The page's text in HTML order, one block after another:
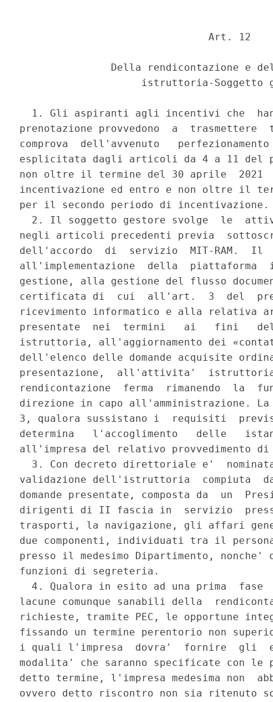
                               Art. 12
Della rendicontazione e
istruttoria-Soggetto
1. Gli aspiranti agli incentivi che
prenotazione provvedono  a  trasmettere
comprova  dell'avvenuto
esplicitata dagli articoli da 4 a 11 del
non oltre il termine del 30 aprile
incentivazione ed entro e non oltre il
per il secondo periodo di
2. Il soggetto gestore svolge  le
negli articoli precedenti previa
dell'accordo  di  servizio  MIT-RAM.  Il
all'implementazione  della  piattaforma
gestione, alla gestione del flusso
certificata di  cui  all'art.  3  del
ricevimento informatico e alla relativa
presentate  nei  termini   ai   fini
istruttoria, all'aggiornamento dei
dell'elenco delle domande acquisite
presentazione,  all'attivita'
rendicontazione  ferma  rimanendo  la
direzione in capo all'amministrazione. La
3, qualora sussistano i  requisiti
determina   l'accoglimento   delle
all'impresa del relativo provvedimento di
3. Con decreto direttoriale e'
validazione dell'istruttoria  compiuta
domande presentate, composta da  un
dirigenti di II fascia in  servizio
trasporti, la navigazione, gli affari
due componenti, individuati tra il
presso il medesimo Dipartimento,
funzioni di segreteria.
4. Qualora in esito ad una prima  fase
lacune comunque sanabili della
richieste, tramite PEC, le opportune
fissando un termine perentorio non
i quali l'impresa  dovra'  fornire  gli
modalita' che saranno specificate con le
detto termine, l'impresa medesima non
ovvero detto riscontro non sia ritenuto